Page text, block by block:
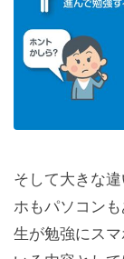
そして大きな
ホもパソコン
生が勉強にス